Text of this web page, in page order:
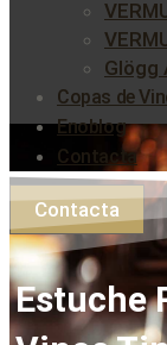
Glögg
Copas de
Enoblog
Contacta
Contacta
Estuche